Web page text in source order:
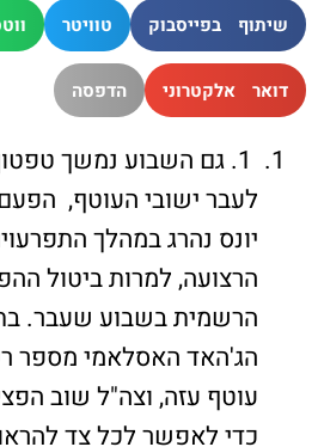
שיתוף בפייסבוק טוויטר
דואר אלקטרוני הדפסה
1. גם השבוע נמשך
לעבר ישובי העוטף,
יונס נהרג במהלך
הרצועה, למרות ביטול
הרשמית בשבוע שעבר.
הג'האד האסלאמי מספר
עוטף עזה, וצה"ל שוב
כדי לאפשר לכל צד